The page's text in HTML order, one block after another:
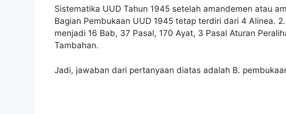
Sistematika UUD Tahun 1945 setelah amandemen atau
Bagian Pembukaan UUD 1945 tetap terdiri dari 4 Alinea.
menjadi 16 Bab, 37 Pasal, 170 Ayat, 3 Pasal Aturan
Tambahan.
Jadi, jawaban dari pertanyaan diatas adalah B.